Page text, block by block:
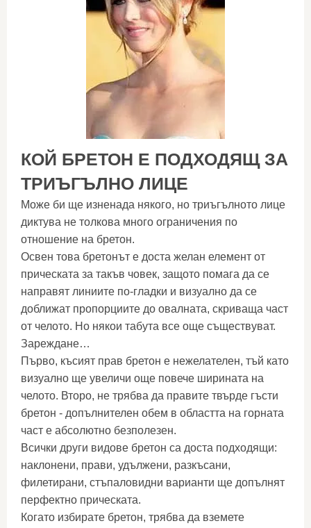
КОЙ БРЕТОН Е ПОДХОДЯЩ ЗА
ТРИЪГЪЛНО ЛИЦЕ
Може би ще изненада някого, но триъгълното лице
диктува не толкова много ограничения по
отношение на бретон.
Освен това бретонът е доста желан елемент от
прическата за такъв човек, защото помага да се
направят линиите по-гладки и визуално да се
доближат пропорциите до овалната, скриваща част
от челото. Но някои табута все още съществуват.
Зареждане…
Първо, късият прав бретон е нежелателен, тъй като
визуално ще увеличи още повече ширината на
челото. Второ, не трябва да правите твърде гъсти
бретон - допълнителен обем в областта на горната
част е абсолютно безполезен.
Всички други видове бретон са доста подходящи:
наклонени, прави, удължени, разкъсани,
филетирани, стъпаловидни варианти ще допълнят
перфектно прическата.
Когато избирате бретон, трябва да вземете